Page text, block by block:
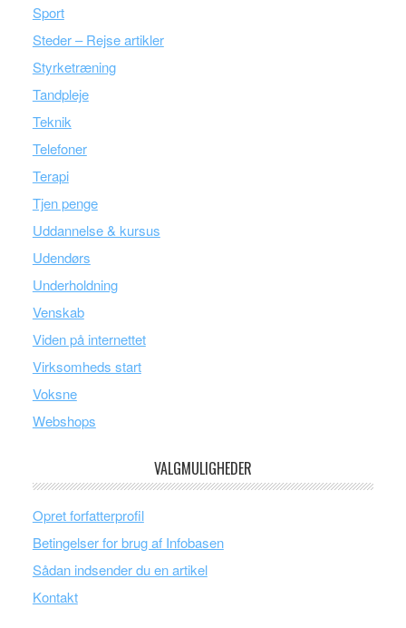
Sport
Steder – Rejse artikler
Styrketræning
Tandpleje
Teknik
Telefoner
Terapi
Tjen penge
Uddannelse & kursus
Udendørs
Underholdning
Venskab
Viden på internettet
Virksomheds start
Voksne
Webshops
VALGMULIGHEDER
Opret forfatterprofil
Betingelser for brug af Infobasen
Sådan indsender du en artikel
Kontakt